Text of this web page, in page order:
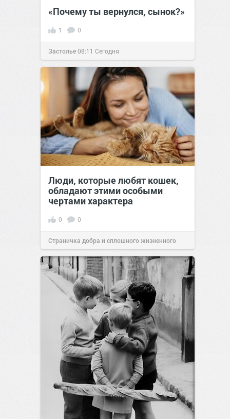
«Почему ты вернулся, сынок?»
1 0
Застолье08:11 Сегодня
Люди, которые любят кошек,
обладают этими особыми
чертами характера
0 0
Страничка добра и сплошного жизненного
позитива!10:38Сегодня